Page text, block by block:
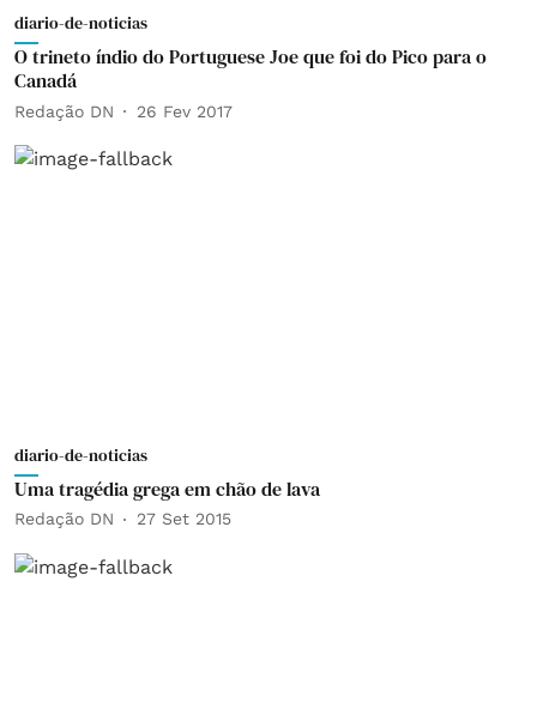
diario-de-noticias
O trineto índio do Portuguese Joe que foi do Pico para o
Canadá
Redação DN 26 Fev 2017
diario-de-noticias
Uma tragédia grega em chão de lava
Redação DN 27 Set 2015